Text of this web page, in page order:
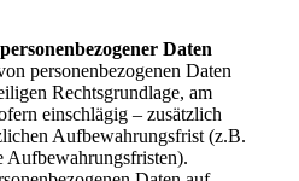
Daten
personenbezogenen Daten
Rechtsgrundlage, am
einschlägig – zusätzlich
Aufbewahrungsfrist (z.B.
Aufbewahrungsfristen).